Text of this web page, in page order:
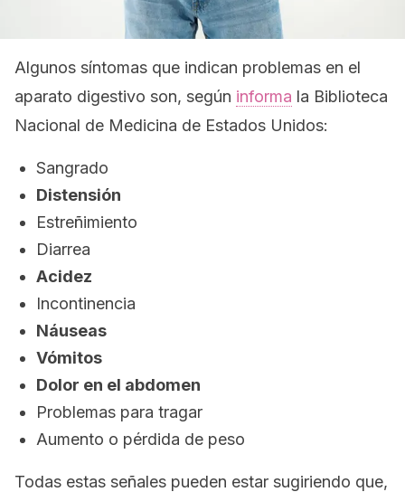
Algunos síntomas que indican problemas en el
aparato digestivo son, según informa la Biblioteca
Nacional de Medicina de Estados Unidos:
Sangrado
Distensión
Estreñimiento
Diarrea
Acidez
Incontinencia
Náuseas
Vómitos
Dolor en el abdomen
Problemas para tragar
Aumento o pérdida de peso
Todas estas señales pueden estar sugiriendo que,